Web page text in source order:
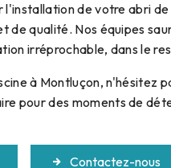
de votre abri de
de qualité. Nos équipes
irréprochable, dans le
à Montluçon, n'hésitez
pour des moments de
Contactez-nous